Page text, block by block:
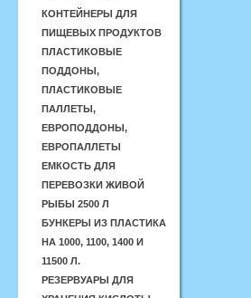
КОНТЕЙНЕРЫ ДЛЯ
ПИЩЕВЫХ ПРОДУКТОВ
ПЛАСТИКОВЫЕ
ПОДДОНЫ,
ПЛАСТИКОВЫЕ
ПАЛЛЕТЫ,
ЕВРОПОДДОНЫ,
ЕВРОПАЛЛЕТЫ
ЕМКОСТЬ ДЛЯ
ПЕРЕВОЗКИ ЖИВОЙ
РЫБЫ 2500 Л
БУНКЕРЫ ИЗ ПЛАСТИКА
НА 1000, 1100, 1400 И
11500 Л.
РЕЗЕРВУАРЫ ДЛЯ